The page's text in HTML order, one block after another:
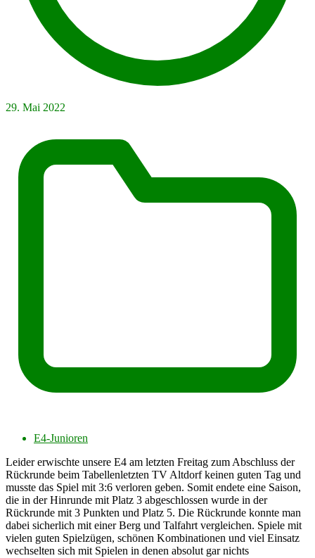
29. Mai 2022
E4-Junioren
Leider erwischte unsere E4 am letzten Freitag zum Abschluss der
Rückrunde beim Tabellenletzten TV Altdorf keinen guten Tag und
musste das Spiel mit 3:6 verloren geben. Somit endete eine Saison,
die in der Hinrunde mit Platz 3 abgeschlossen wurde in der
Rückrunde mit 3 Punkten und Platz 5. Die Rückrunde konnte man
dabei sicherlich mit einer Berg und Talfahrt vergleichen. Spiele mit
vielen guten Spielzügen, schönen Kombinationen und viel Einsatz
wechselten sich mit Spielen in denen absolut gar nichts